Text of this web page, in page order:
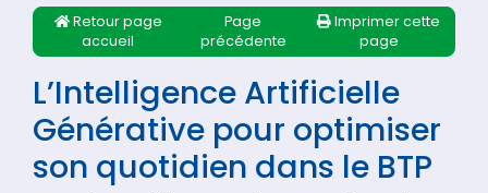
Retour page
accueil
Page
précédente
Imprimer cette
page
L’Intelligence Artificielle
Générative pour optimiser
son quotidien dans le BTP